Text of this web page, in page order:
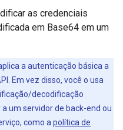
as credenciais
em Base64 em um
a autenticação básica a
Em vez disso, você o usa
decodificação
um servidor de back-end ou
como a política de